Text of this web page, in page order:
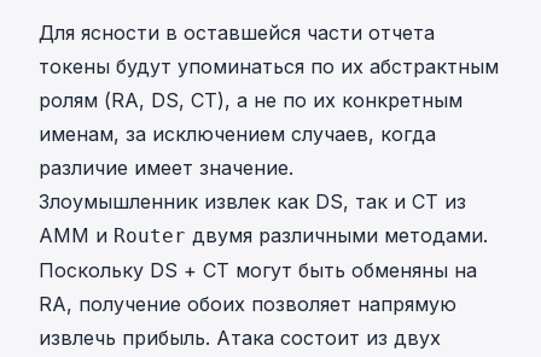
Для ясности в оставшейся части отчета
токены будут упоминаться по их абстрактным
ролям (RA, DS, CT), а не по их конкретным
именам, за исключением случаев, когда
различие имеет значение.
Злоумышленник извлек как DS, так и CT из
AMM и Router двумя различными методами.
Поскольку DS + CT могут быть обменяны на
RA, получение обоих позволяет напрямую
извлечь прибыль. Атака состоит из двух